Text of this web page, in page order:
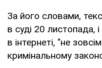
За його словами,
в суді 20 листопада,
в інтернеті, "не
кримінальному